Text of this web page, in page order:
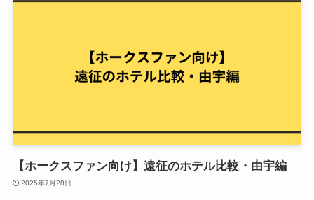
【ホークスファン向け】遠征のホテル比較・由宇編
2025年7月28日